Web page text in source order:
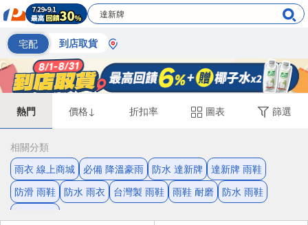
宅配 到店取貨
熱門 價格↓ 折扣率 圖表 篩選
相關分類
雨衣 線上商城
必備 降溫豪雨 防水 達新牌 達新牌 雨鞋
防滑 雨鞋 防水 雨衣 台灣製 雨鞋 雨鞋 耐磨
防水 雨鞋